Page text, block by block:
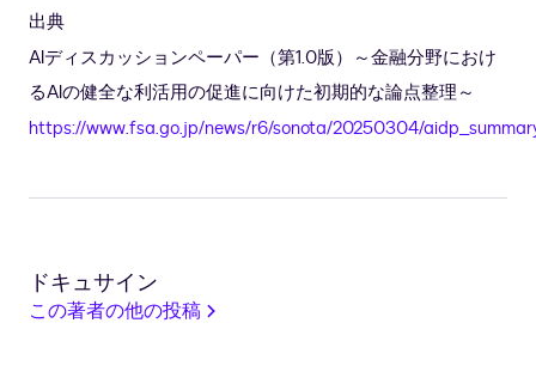
出典
AIディスカッションペーパー（第1.0版）～金融分野におけ
https://www.fsa.go.jp/news/r6/sonota/20250304/
ドキュサイン
この著者の他の投稿